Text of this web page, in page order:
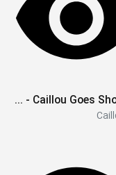
S01E13 - Caillou Goes Shopping